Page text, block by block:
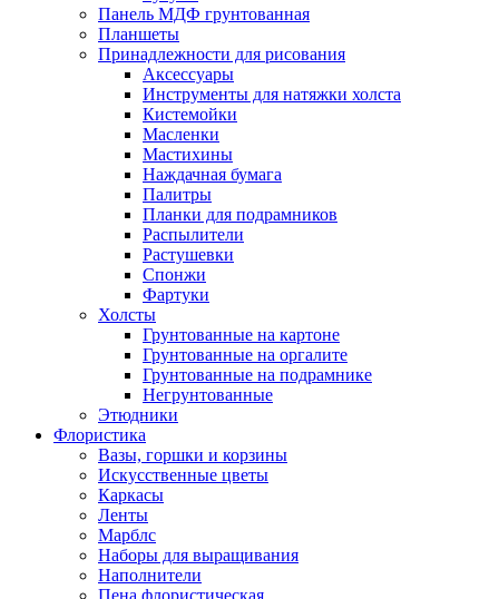
Панель МДФ грунтованная
Планшеты
Принадлежности для рисования
Аксессуары
Инструменты для натяжки холста
Кистемойки
Масленки
Мастихины
Наждачная бумага
Палитры
Планки для подрамников
Распылители
Растушевки
Спонжи
Фартуки
Холсты
Грунтованные на картоне
Грунтованные на оргалите
Грунтованные на подрамнике
Негрунтованные
Этюдники
Флористика
Вазы, горшки и корзины
Искусственные цветы
Каркасы
Ленты
Марблс
Наборы для выращивания
Наполнители
Пена флористическая